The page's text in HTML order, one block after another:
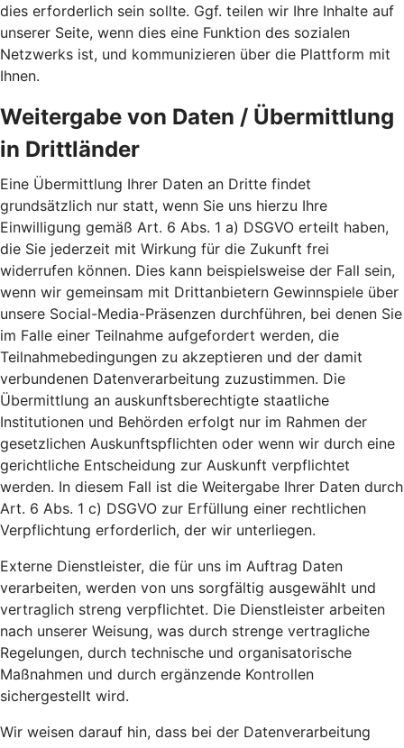
dies erforderlich sein sollte. Ggf. teilen wir Ihre Inhalte auf
unserer Seite, wenn dies eine Funktion des sozialen
Netzwerks ist, und kommunizieren über die Plattform mit
Ihnen.
Weitergabe von Daten / Übermittlung
in Drittländer
Eine Übermittlung Ihrer Daten an Dritte findet
grundsätzlich nur statt, wenn Sie uns hierzu Ihre
Einwilligung gemäß Art. 6 Abs. 1 a) DSGVO erteilt haben,
die Sie jederzeit mit Wirkung für die Zukunft frei
widerrufen können. Dies kann beispielsweise der Fall sein,
wenn wir gemeinsam mit Drittanbietern Gewinnspiele über
unsere Social-Media-Präsenzen durchführen, bei denen Sie
im Falle einer Teilnahme aufgefordert werden, die
Teilnahmebedingungen zu akzeptieren und der damit
verbundenen Datenverarbeitung zuzustimmen. Die
Übermittlung an auskunftsberechtigte staatliche
Institutionen und Behörden erfolgt nur im Rahmen der
gesetzlichen Auskunftspflichten oder wenn wir durch eine
gerichtliche Entscheidung zur Auskunft verpflichtet
werden. In diesem Fall ist die Weitergabe Ihrer Daten durch
Art. 6 Abs. 1 c) DSGVO zur Erfüllung einer rechtlichen
Verpflichtung erforderlich, der wir unterliegen.
Externe Dienstleister, die für uns im Auftrag Daten
verarbeiten, werden von uns sorgfältig ausgewählt und
vertraglich streng verpflichtet. Die Dienstleister arbeiten
nach unserer Weisung, was durch strenge vertragliche
Regelungen, durch technische und organisatorische
Maßnahmen und durch ergänzende Kontrollen
sichergestellt wird.
Wir weisen darauf hin, dass bei der Datenverarbeitung